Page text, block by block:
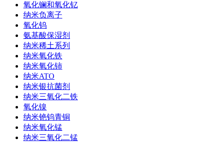
氧化镧和氧化钇
纳米负离子
氧化钨
氨基酸保湿剂
纳米稀土系列
纳米氧化铁
纳米氧化铈
纳米ATO
纳米银抗菌剂
纳米三氧化二铁
氧化镍
纳米铯钨青铜
纳米氧化锰
纳米三氧化二锰